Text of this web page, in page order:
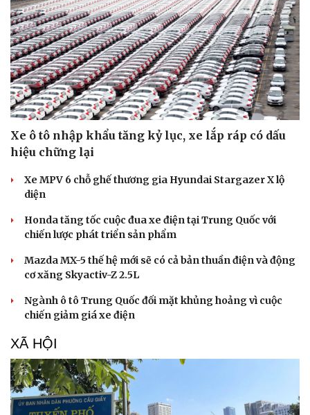
Sức khỏe
Dinh dưỡng - món ngon
Cây thuốc
Sản phụ khoa
Nhi khoa
Nam khoa
Làm đẹp - giảm cân
Phòng mạch online
Ăn sạch sống khỏe
Đời sống
Nhà đẹp
Blog
Tình yêu - Gia đình
Xe ô tô nhập khẩu tăng kỷ lục, xe lắp ráp có dấu
hiệu chững lại
Xe MPV 6 chỗ ghế thương gia Hyundai Stargazer X lộ
diện
Honda tăng tốc cuộc đua xe điện tại Trung Quốc với
chiến lược phát triển sản phẩm
Mazda MX-5 thế hệ mới sẽ có cả bản thuần điện và động
cơ xăng Skyactiv-Z 2.5L
Ngành ô tô Trung Quốc đối mặt khủng hoảng vì cuộc
chiến giảm giá xe điện
XÃ HỘI